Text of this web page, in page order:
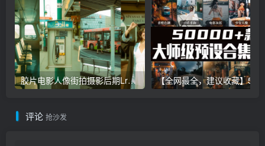
胶片电影人像街拍摄影后期Lr调色教程，手机滤镜PS+Lightroom预设下载！
评论 抢沙发